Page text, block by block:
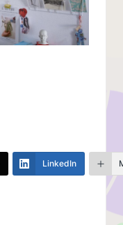
LinkedIn